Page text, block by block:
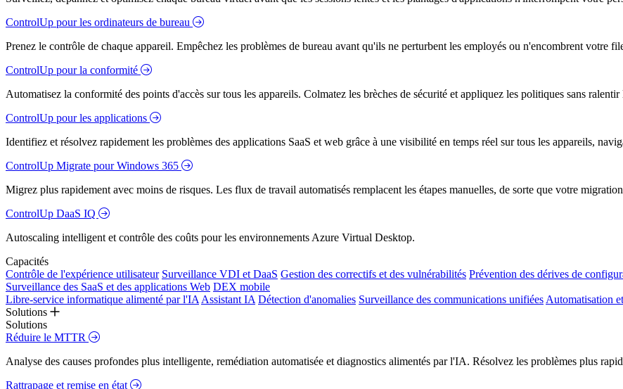
ControlUp pour les ordinateurs de bureau
Prenez le contrôle de chaque appareil. Empêchez les problèmes de bureau avant qu'ils ne perturbent les employés ou n'encombrent votre
ControlUp pour la conformité
Automatisez la conformité des points d'accès sur tous les appareils. Colmatez les brèches de sécurité et appliquez les politiques sans
ControlUp pour les applications
Identifiez et résolvez rapidement les problèmes des applications SaaS et web grâce à une visibilité en temps réel sur tous les appareils,
ControlUp Migrate pour Windows 365
Migrez plus rapidement avec moins de risques. Les flux de travail automatisés remplacent les étapes manuelles, de sorte que votre
ControlUp DaaS IQ
Autoscaling intelligent et contrôle des coûts pour les environnements Azure Virtual Desktop.
Capacités
Contrôle de l'expérience utilisateur Surveillance VDI et DaaS Gestion des correctifs et des vulnérabilités Prévention des dérives de
Surveillance des SaaS et des applications Web DEX mobile
Libre-service informatique alimenté par l'IA Assistant IA Détection d'anomalies Surveillance des communications unifiées Automatisation
Solutions
Solutions
Réduire le MTTR
Analyse des causes profondes plus intelligente, remédiation automatisée et diagnostics alimentés par l'IA. Résolvez les problèmes plus
Rattrapage et remise en état